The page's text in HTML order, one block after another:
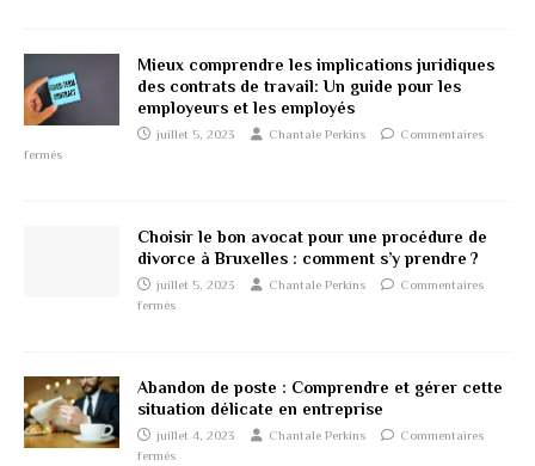
Mieux comprendre les implications juridiques
des contrats de travail: Un guide pour les
employeurs et les employés
juillet 5, 2023 Chantale Perkins
Commentaires
fermés
Choisir le bon avocat pour une procédure de
divorce à Bruxelles : comment s’y prendre ?
juillet 5, 2023 Chantale Perkins
Commentaires
fermés
Abandon de poste : Comprendre et gérer cette
situation délicate en entreprise
juillet 4, 2023 Chantale Perkins
Commentaires
fermés